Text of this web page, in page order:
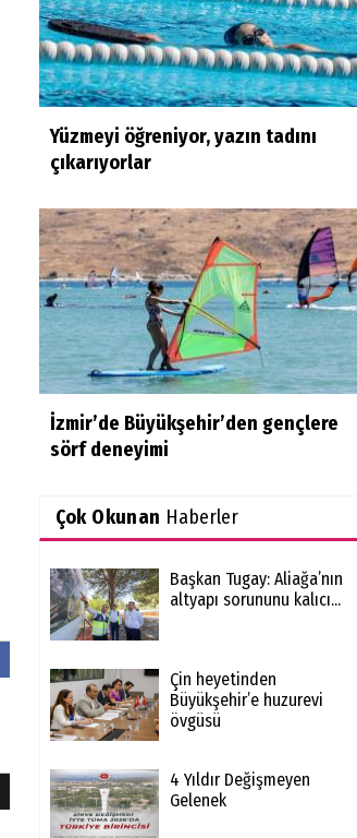
Yüzmeyi öğreniyor, yazın tadını
çıkarıyorlar
İzmir’de Büyükşehir’den gençlere
sörf deneyimi
Çok Okunan Haberler
Başkan Tugay: Aliağa’nın
altyapı sorununu kalıcı...
Çin heyetinden
Büyükşehir’e huzurevi
övgüsü
4 Yıldır Değişmeyen
Gelenek